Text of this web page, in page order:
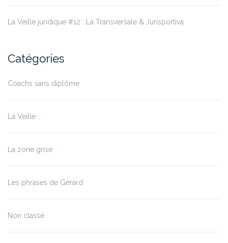
La Veille juridique #12 : La Transversale & Jurisportiva
Catégories
Coachs sans diplôme
La Veille
La zone grise
Les phrases de Gérard
Non classé